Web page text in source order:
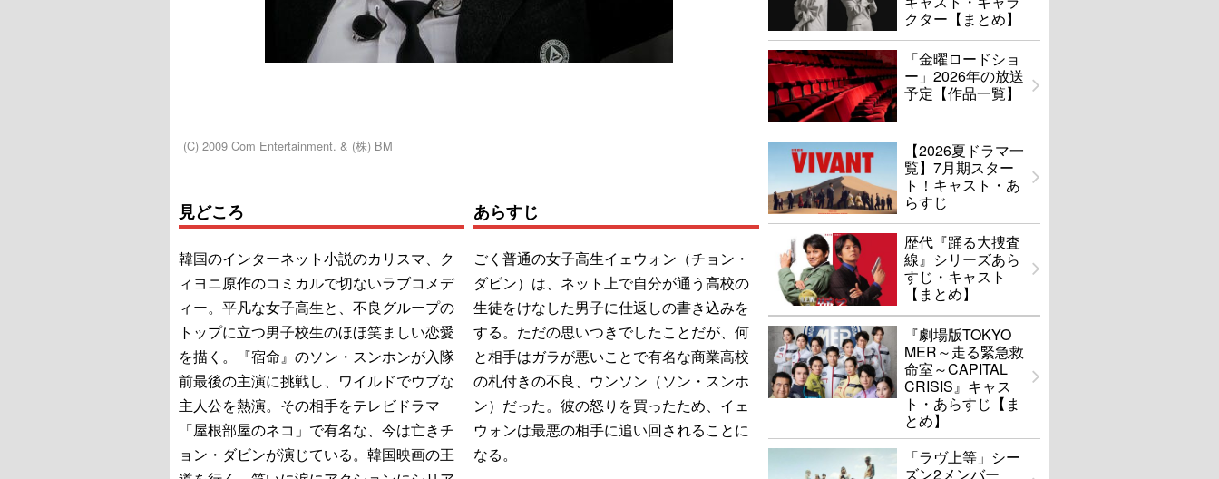
(C) 2009 Com Entertainment. & (株) BM
見どころ
韓国のインターネット小説のカリスマ、ク
ィヨニ原作のコミカルで切ないラブコメデ
ィー。平凡な女子高生と、不良グループの
トップに立つ男子校生のほほ笑ましい恋愛
を描く。『宿命』のソン・スンホンが入隊
前最後の主演に挑戦し、ワイルドでウブな
主人公を熱演。その相手をテレビドラマ
「屋根部屋のネコ」で有名な、今は亡きチ
ョン・ダビンが演じている。韓国映画の王
あらすじ
ごく普通の女子高生イェウォン（チョン・
ダビン）は、ネット上で自分が通う高校の
生徒をけなした男子に仕返しの書き込みを
する。ただの思いつきでしたことだが、何
と相手はガラが悪いことで有名な商業高校
の札付きの不良、ウンソン（ソン・スンホ
ン）だった。彼の怒りを買ったため、イェ
ウォンは最悪の相手に追い回されることに
なる。
クター【まとめ】
「金曜ロードショ
ー」2026年の放送
予定【作品一覧】
【2026夏ドラマ一
覧】7月期スター
ト！キャスト・あ
らすじ
歴代『踊る大捜査
線』シリーズあら
すじ・キャスト
【まとめ】
『劇場版TOKYO
MER～走る緊急救
命室～CAPITAL
CRISIS』キャス
ト・あらすじ【ま
とめ】
「ラヴ上等」シー
ズン2メンバー